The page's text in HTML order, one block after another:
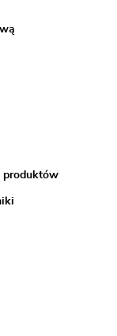
produktów